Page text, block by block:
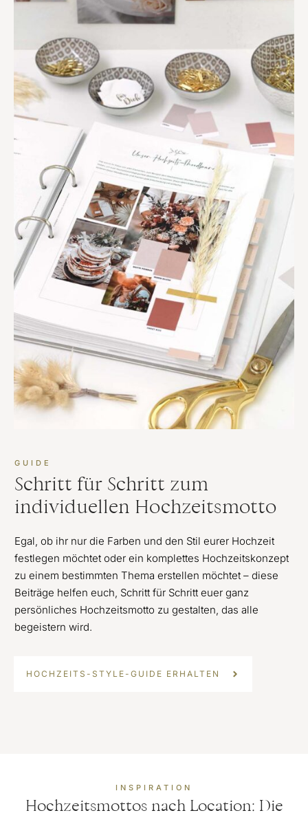
GUIDE
Schritt für Schritt zum
individuellen Hochzeitsmotto
Egal, ob ihr nur die Farben und den Stil eurer Hochzeit
festlegen möchtet oder ein komplettes Hochzeitskonzept
zu einem bestimmten Thema erstellen möchtet – diese
Beiträge helfen euch, Schritt für Schritt euer ganz
persönliches Hochzeitsmotto zu gestalten, das alle
begeistern wird.
HOCHZEITS-STYLE-GUIDE ERHALTEN
INSPIRATION
Hochzeitsmottos nach Location: Die